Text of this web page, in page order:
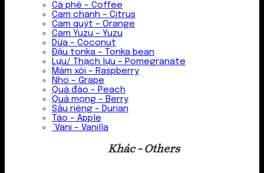
Cà phê – Coffee
Cam chanh – Citrus
Cam quýt – Orange
Cam Yuzu – Yuzu
Dừa – Coconut
Đậu tonka – Tonka bean
Lựu/ Thạch lựu – Pomegranate
Mâm xôi – Raspberry
Nho – Grape
Quả đào – Peach
Quả mọng – Berry
Sầu riêng – Durian
Táo – Apple
`Vani – Vanilla
Khác - Others